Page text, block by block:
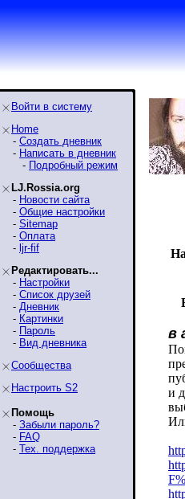
Войти в систему
Home
- Создать дневник
- Написать в дневник
- Подробный режим
LJ.Rossia.org
- Новости сайта
- Общие настройки
- Sitemap
- Оплата
- ljr-fif
Редактировать...
- Настройки
- Список друзей
- Дневник
- Картинки
- Пароль
- Вид дневника
Сообщества
Настроить S2
Помощь
- Забыли пароль?
- FAQ
- Тех. поддержка
в
и